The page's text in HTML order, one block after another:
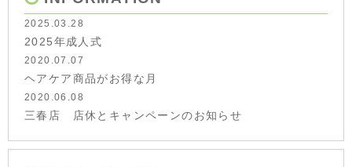
2025.03.28
2025年成人式
2020.07.07
ヘアケア商品がお得な月
2020.06.08
三春店 店休とキャンペーンのお知らせ